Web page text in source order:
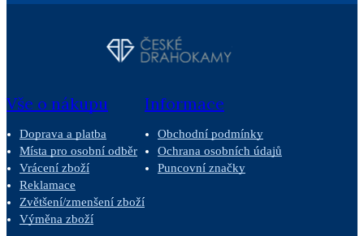
Vše o nákupu
Doprava a platba
Místa pro osobní odběr
Vrácení zboží
Reklamace
Zvětšení/zmenšení zboží
Výměna zboží
Informace
Obchodní podmínky
Ochrana osobních údajů
Puncovní značky